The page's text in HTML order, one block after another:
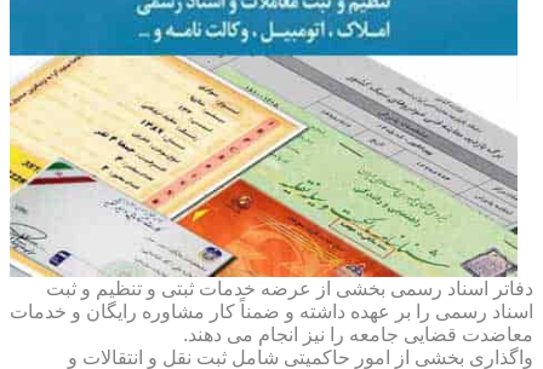
دفاتر اسناد رسمی بخشی از عرضه خدمات ثبتی و تنظیم و ثبت
اسناد رسمی را بر عهده داشته و ضمناً کار مشاوره رایگان و خدمات
معاضدت قضایی جامعه را نیز انجام می دهند.
واگذاری بخشی از امور حاکمیتی شامل ثبت نقل و انتقالات و